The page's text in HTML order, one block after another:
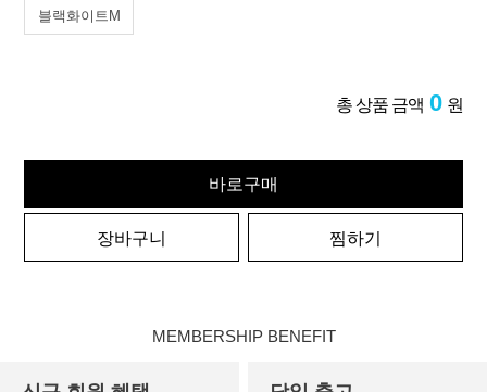
블랙화이트M
총 상품 금액 0 원
바로구매
장바구니 찜하기
MEMBERSHIP BENEFIT